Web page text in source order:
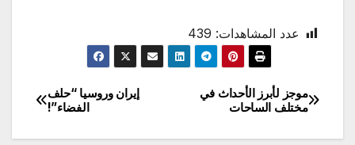
عدد المشاهدات: 439
تصفّح
المقالات
إيران وروسيا “حلف
الفضاء”!
موجز لأبرز الأحداث في
مختلف الساحات